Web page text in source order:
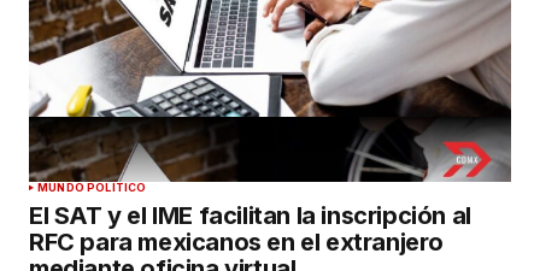
MUNDO POLÍTICO
El SAT y el IME facilitan la inscripción al
RFC para mexicanos en el extranjero